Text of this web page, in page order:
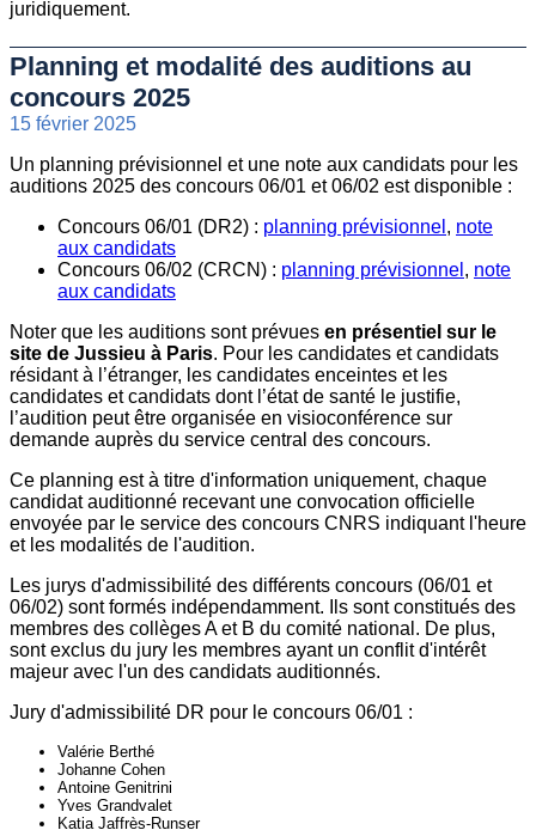
juridiquement.
Planning et modalité des auditions au
concours 2025
15 février 2025
Un planning prévisionnel et une note aux candidats pour les
auditions 2025 des concours 06/01 et 06/02 est disponible :
Concours 06/01 (DR2) : planning prévisionnel , note
aux candidats
Concours 06/02 (CRCN) : planning prévisionnel , note
aux candidats
Noter que les auditions sont prévues en présentiel sur le
site de Jussieu à Paris. Pour les candidates et candidats
résidant à l’étranger, les candidates enceintes et les
candidates et candidats dont l’état de santé le justifie,
l’audition peut être organisée en visioconférence sur
demande auprès du service central des concours.
Ce planning est à titre d'information uniquement, chaque
candidat auditionné recevant une convocation officielle
envoyée par le service des concours CNRS indiquant l'heure
et les modalités de l'audition.
Les jurys d'admissibilité des différents concours (06/01 et
06/02) sont formés indépendamment. Ils sont constitués des
membres des collèges A et B du comité national. De plus,
sont exclus du jury les membres ayant un conflit d'intérêt
majeur avec l'un des candidats auditionnés.
Jury d'admissibilité DR pour le concours 06/01 :
Valérie Berthé
Johanne Cohen
Antoine Genitrini
Yves Grandvalet
Katia Jaffrès-Runser